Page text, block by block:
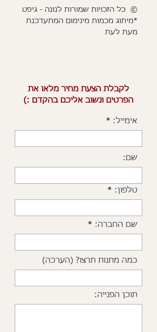
© כל הזכויות שמורות לנונה - גיפט
*מיתוג מכמות מינימום המתעדכנת
מעת לעת
לקבלת הצעת מחיר מלאו את
הפרטים ונשוב אליכם בהקדם :)
אימייל:
שם:
טלפון:
שם החברה:
כמה מתנות תרצו? (הערכה)
תוכן הפנייה: